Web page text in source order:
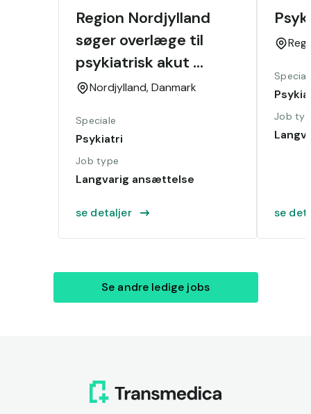
Region Nordjylland
søger overlæge til
psykiatrisk akut
område
Nordjylland,Danmark
Speciale
Psykiatri
Job type
Langvarig ansættelse
se detaljer
Job
se
Se andre ledige jobs